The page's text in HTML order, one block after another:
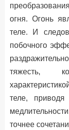
огня. Огонь
теле. И
побочного
тяжесть,
теле,
точнее